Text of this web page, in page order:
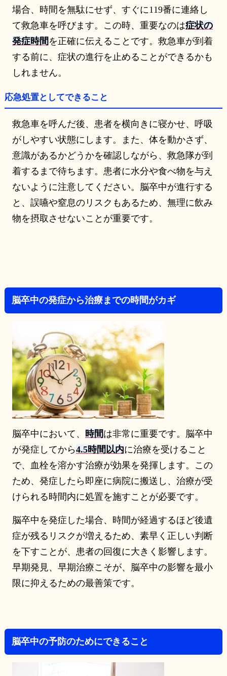
場合、時間を無駄にせず、すぐに119番に連絡し
て救急車を呼びます。この時、重要なのは症状の
発症時間 を正確に伝えることです。救急車が到着
する前に、症状の進行を止めることができるかも
しれません。
応急処置としてできること
救急車を呼んだ後、患者を横向きに寝かせ、呼吸
がしやすい状態にします。また、体を動かさず、
意識があるかどうかを確認しながら、救急隊が到
着するまで待ちます。患者に水分や食べ物を与え
ないように注意してください。脳卒中が進行する
と、誤嚥や窒息のリスクもあるため、無理に飲み
物を摂取させないことが重要です。
脳卒中の発症から治療までの時間がカギ
脳卒中において、 時間は非常に重要です。脳卒中
が発症してから4.5時間以内に治療を受けること
で、血栓を溶かす治療が効果を発揮します。この
ため、発症したら即座に病院に搬送し、治療が受
けられる時間内に処置を施すことが必要です。
脳卒中を発症した場合、時間が経過するほど後遺
症が残るリスクが増えるため、素早く正しい判断
を下すことが、患者の回復に大きく影響します。
早期発見、早期治療こそが、脳卒中の影響を最小
限に抑えるための最善策です。
脳卒中の予防のためにできること